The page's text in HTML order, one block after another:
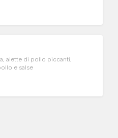
alette di pollo piccanti,
e salse